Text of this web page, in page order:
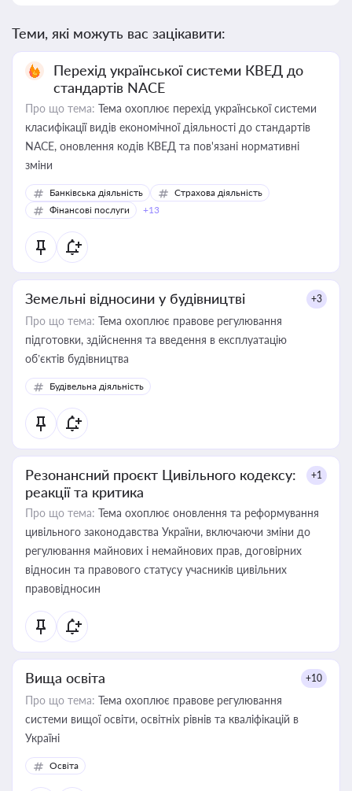
Теми, які можуть вас зацікавити:
Перехід української системи КВЕД до
стандартів NACE
Про що тема: Тема охоплює перехід української системи
класифікації видів економічної діяльності до стандартів
NACE, оновлення кодів КВЕД та пов'язані нормативні
зміни
Банківська діяльність
Страхова діяльність
Фінансові послуги
+13
Земельні відносини у будівництві +3
Про що тема: Тема охоплює правове регулювання
підготовки, здійснення та введення в експлуатацію
об’єктів будівництва
Будівельна діяльність
Резонансний проєкт Цивільного кодексу:
реакції та критика
+1
Про що тема: Тема охоплює оновлення та реформування
цивільного законодавства України, включаючи зміни до
регулювання майнових і немайнових прав, договірних
відносин та правового статусу учасників цивільних
правовідносин
Вища освіта +10
Про що тема: Тема охоплює правове регулювання
системи вищої освіти, освітніх рівнів та кваліфікацій в
Україні
Освіта